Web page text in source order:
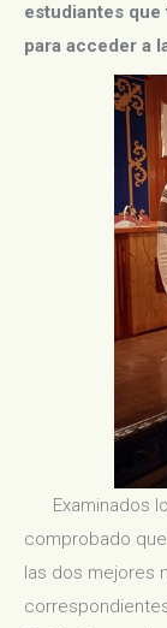
estudiantes
para acceder a
Examinados
comprobado
las dos mejores